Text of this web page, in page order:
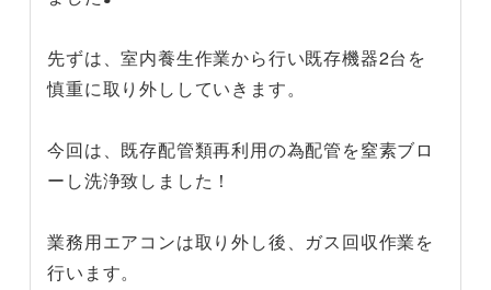
先ずは、室内養生作業から行い既存機器2台を
慎重に取り外ししていきます。
今回は、既存配管類再利用の為配管を窒素ブロ
ーし洗浄致しました！
業務用エアコンは取り外し後、ガス回収作業を
行います。